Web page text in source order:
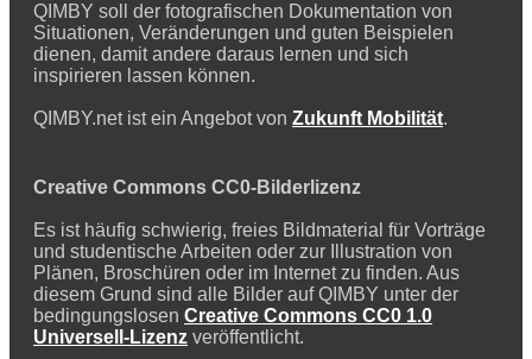
QIMBY soll der fotografischen Dokumentation von
Situationen, Veränderungen und guten Beispielen
dienen, damit andere daraus lernen und sich
inspirieren lassen können.
QIMBY.net ist ein Angebot von Zukunft Mobilität.
Creative Commons CC0-Bilderlizenz
Es ist häufig schwierig, freies Bildmaterial für Vorträge
und studentische Arbeiten oder zur Illustration von
Plänen, Broschüren oder im Internet zu finden. Aus
diesem Grund sind alle Bilder auf QIMBY unter der
bedingungslosen Creative Commons CC0 1.0
Universell-Lizenz veröffentlicht.